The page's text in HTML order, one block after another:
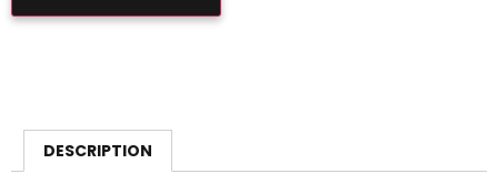
DESCRIPTION